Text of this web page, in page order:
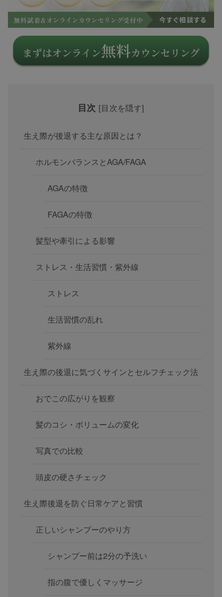
目次 [目次を隠す]
生え際が後退する主な原因とは？
ホルモンバランスとAGA/FAGA
AGAの特徴
FAGAの特徴
髪型や牽引による影響
ストレス・生活習慣・紫外線
ストレス
生活習慣の乱れ
紫外線
生え際の後退に気づくサインとセルフチェック法
おでこの広がりを観察
髪のコシ・ボリュームの変化
写真での比較
頭皮の硬さチェック
生え際後退を防ぐ日常ケアと習慣
正しいシャンプーのやり方
シャンプー前は2分の予洗い
指の腹で優しくマッサージ